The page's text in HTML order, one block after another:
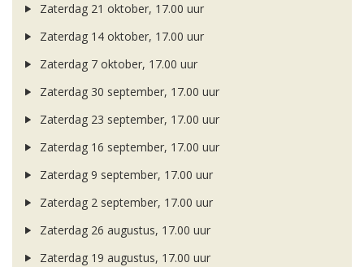
Zaterdag 21 oktober, 17.00 uur
Zaterdag 14 oktober, 17.00 uur
Zaterdag 7 oktober, 17.00 uur
Zaterdag 30 september, 17.00 uur
Zaterdag 23 september, 17.00 uur
Zaterdag 16 september, 17.00 uur
Zaterdag 9 september, 17.00 uur
Zaterdag 2 september, 17.00 uur
Zaterdag 26 augustus, 17.00 uur
Zaterdag 19 augustus, 17.00 uur